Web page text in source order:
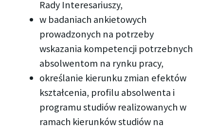
Rady Interesariuszy,
w badaniach ankietowych
prowadzonych na potrzeby
wskazania kompetencji potrzebnych
absolwentom na rynku pracy,
określanie kierunku zmian efektów
kształcenia, profilu absolwenta i
programu studiów realizowanych w
ramach kierunków studiów na